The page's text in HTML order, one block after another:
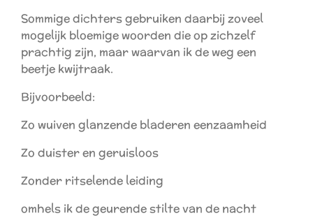
Sommige dichters gebruiken daarbij zoveel
mogelijk bloemige woorden die op zichzelf
prachtig zijn, maar waarvan ik de weg een
beetje kwijtraak.
Bijvoorbeeld:
Zo wuiven glanzende bladeren eenzaamheid
Zo duister en geruisloos
Zonder ritselende leiding
omhels ik de geurende stilte van de nacht